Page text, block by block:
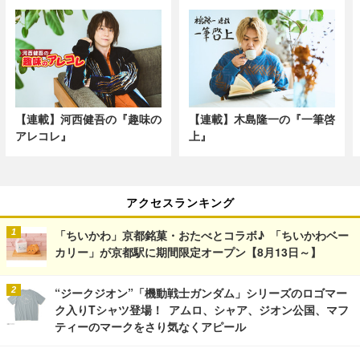
【連載】河西健吾の『趣味の
アレコレ』
【連載】木島隆一の『一筆啓
上』
アクセスランキング
「ちいかわ」京都銘菓・おたべとコラボ♪ 「ちいかわベー
カリー」が京都駅に期間限定オープン【8月13日～】
“ジークジオン”「機動戦士ガンダム」シリーズのロゴマー
ク入りTシャツ登場！ アムロ、シャア、ジオン公国、マフ
ティーのマークをさり気なくアピール